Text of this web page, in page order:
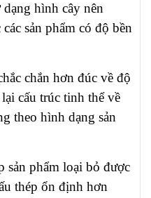
hình cây nên
sản phẩm có độ bền
chắn hơn đúc về độ
cấu trúc tinh thể về
theo hình dạng sản
sản phẩm loại bỏ được
thép ổn định hơn